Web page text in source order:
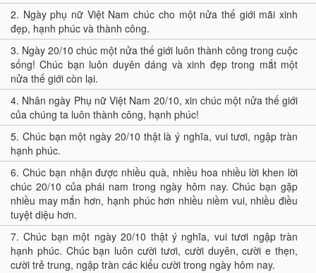
2. Ngày phụ nữ Việt Nam chúc cho một nửa thế giới mãi xinh
đẹp, hạnh phúc và thành công.
3. Ngày 20/10 chúc một nửa thế giới luôn thành công trong cuộc
sống! Chúc bạn luôn duyên dáng và xinh đẹp trong mắt một
nửa thế giới còn lại.
4. Nhân ngày Phụ nữ Việt Nam 20/10, xin chúc một nửa thế giới
của chúng ta luôn thành công, hạnh phúc!
5. Chúc bạn một ngày 20/10 thật là ý nghĩa, vui tươi, ngập tràn
hạnh phúc.
6. Chúc bạn nhận được nhiều quà, nhiều hoa nhiều lời khen lời
chúc 20/10 của phái nam trong ngày hôm nay. Chúc bạn gặp
nhiều may mắn hơn, hạnh phúc hơn nhiều niềm vui, nhiều điều
tuyệt diệu hơn.
7.Chúc bạn một ngày 20/10 thật ý nghĩa, vui tươi ngập tràn
hạnh phúc. Chúc bạn luôn cười tươi, cười duyên, cười e thẹn,
cười trẻ trung, ngập tràn các kiểu cười trong ngày hôm nay.